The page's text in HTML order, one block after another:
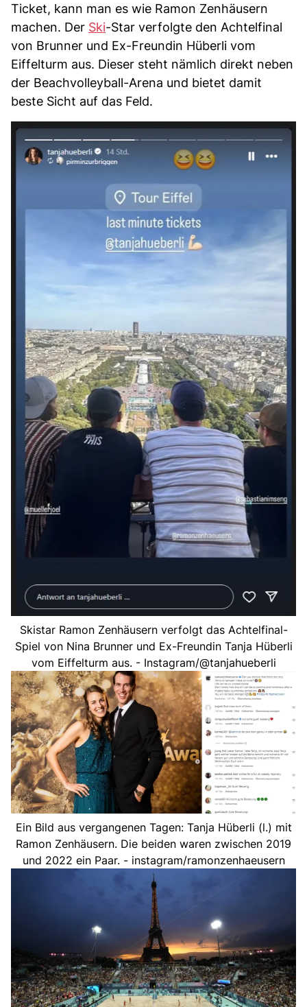
Ticket, kann man es wie Ramon Zenhäusern
machen. Der Ski-Star verfolgte den Achtelfinal
von Brunner und Ex-Freundin Hüberli vom
Eiffelturm aus. Dieser steht nämlich direkt neben
der Beachvolleyball-Arena und bietet damit
beste Sicht auf das Feld.
Skistar Ramon Zenhäusern verfolgt das Achtelfinal-
Spiel von Nina Brunner und Ex-Freundin Tanja Hüberli
vom Eiffelturm aus. - Instagram/@tanjahueberli
Ein Bild aus vergangenen Tagen: Tanja Hüberli (l.) mit
Ramon Zenhäusern. Die beiden waren zwischen 2019
und 2022 ein Paar. - instagram/ramonzenhaeusern